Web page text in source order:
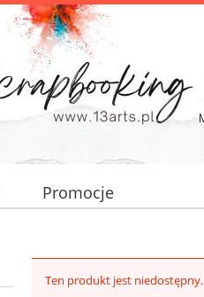
Promocje
Ten produkt jest niedostępny.